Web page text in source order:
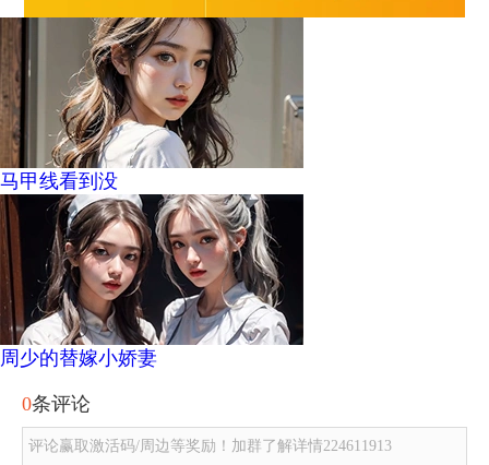
马甲线看到没
周少的替嫁小娇妻
0条评论
评论赢取激活码/周边等奖励！加群了解详情224611913